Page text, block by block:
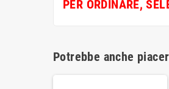
PER ORDINARE,
Potrebbe anche